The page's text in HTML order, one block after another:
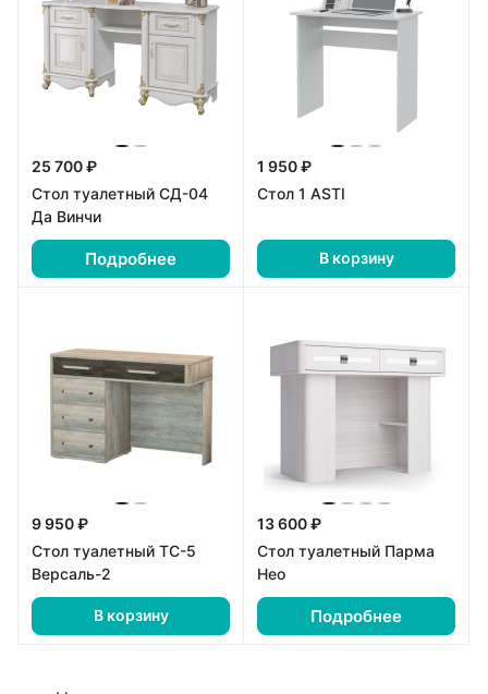
25 700 ₽
Стол туалетный СД-04
Да Винчи
Подробнее
1 950 ₽
Стол 1 ASTI
В корзину
9 950 ₽
Стол туалетный ТС-5
Версаль-2
В корзину
13 600 ₽
Стол туалетный Парма
Нео
Подробнее